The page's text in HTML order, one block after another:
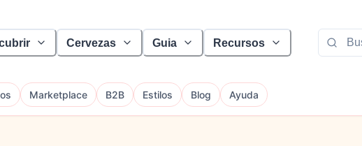
Cervezas Guia Recursos
Marketplace B2B Estilos Blog Ayuda